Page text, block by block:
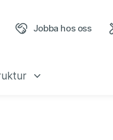
Jobba hos oss